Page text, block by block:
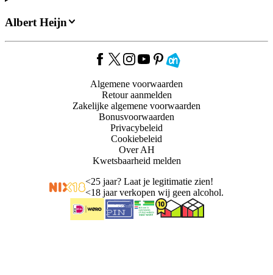
Albert Heijn
Algemene voorwaarden
Retour aanmelden
Zakelijke algemene voorwaarden
Bonusvoorwaarden
Privacybeleid
Cookiebeleid
Over AH
Kwetsbaarheid melden
<25 jaar? Laat je legitimatie zien!
<18 jaar verkopen wij geen alcohol.